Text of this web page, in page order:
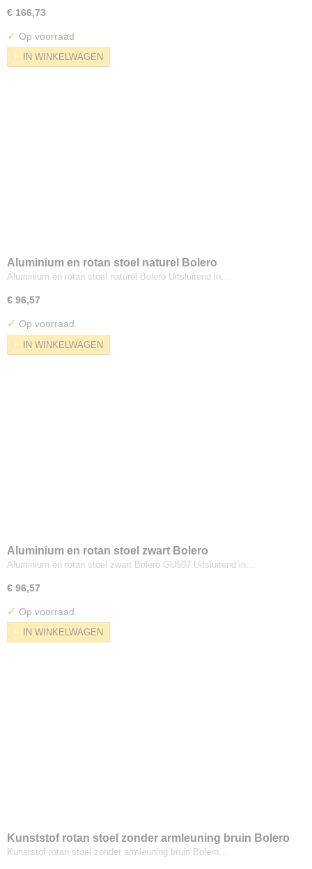
€ 166,73
✓ Op voorraad
IN WINKELWAGEN
Aluminium en rotan stoel naturel Bolero
Aluminium en rotan stoel naturel Bolero Uitsluitend in…
€ 96,57
✓ Op voorraad
IN WINKELWAGEN
Aluminium en rotan stoel zwart Bolero
Aluminium en rotan stoel zwart Bolero GU507 Uitsluitend in…
€ 96,57
✓ Op voorraad
IN WINKELWAGEN
Kunststof rotan stoel zonder armleuning bruin Bolero
Kunststof rotan stoel zonder armleuning bruin Bolero…